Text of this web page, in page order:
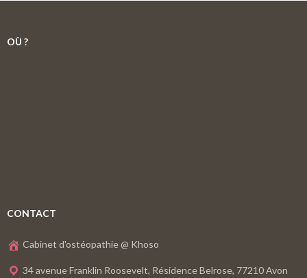
OÙ ?
CONTACT
Cabinet d'ostéopathie @ Khoso
34 avenue Franklin Roosevelt, Résidence Belrose, 77210 Avon